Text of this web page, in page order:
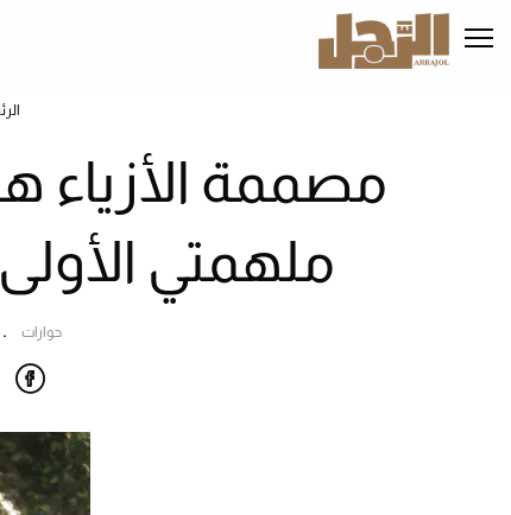
إلى
المحتوى
مصممة الأزياء
ملهمتي
حوارات